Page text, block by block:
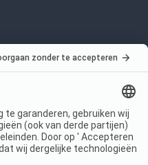
Voorwaarden